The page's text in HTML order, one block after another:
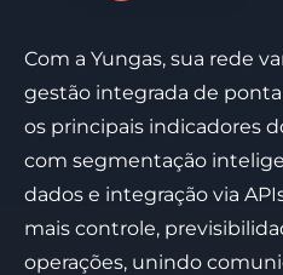
Com a Yungas, sua rede
gestão integrada de
os principais indicadores
com segmentação
dados e integração via
mais controle,
operações, unindo